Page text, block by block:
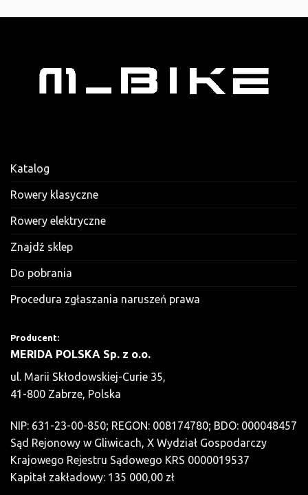
Katalog
Rowery klasyczne
Rowery elektryczne
Znajdź sklep
Do pobrania
Procedura zgłaszania naruszeń prawa
Producent:
MERIDA POLSKA Sp. z o.o.
ul. Marii Skłodowskiej-Curie 35,
41-800 Zabrze, Polska
NIP: 631-23-00-850; REGON: 008174780; BDO: 000048457
Sąd Rejonowy w Gliwicach, X Wydział Gospodarczy
Krajowego Rejestru Sądowego KRS 0000019537
Kapitał zakładowy: 135 000,00 zł